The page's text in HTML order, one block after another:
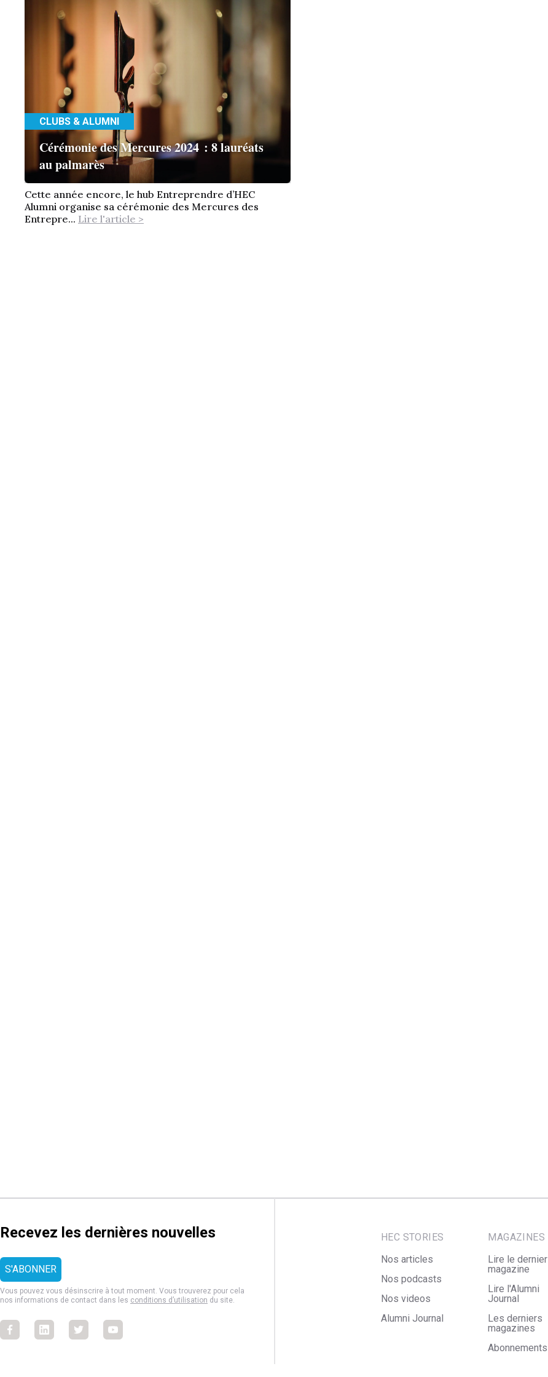
CLUBS & ALUMNI
Cérémonie des Mercures 2024 : 8 lauréats
au palmarès
Cette année encore, le hub Entreprendre d’HEC
Alumni organise sa cérémonie des Mercures des
Entrepre... Lire l'article >
Recevez les dernières nouvelles
Vous pouvez vous désinscrire à tout moment. Vous trouverez pour cela
nos informations de contact dans les conditions d’utilisation du site.
FacebookFacebookFacebookFacebook
HEC STORIES
Nos articles
Nos podcasts
Nos videos
Alumni Journal
MAGAZINES
Lire le dernier
magazine
Lire l'Alumni
Journal
Les derniers
magazines
Abonnements